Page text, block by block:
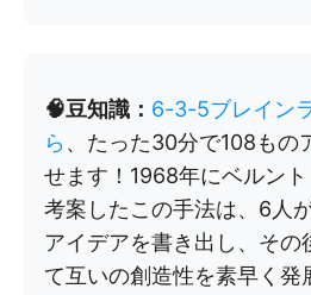
🧠豆知識： 6-3-5ブレイン
ら、たった30分で108もの
せます！1968年にベルン
考案したこの手法は、6人
アイデアを書き出し、その
て互いの創造性を素早く発